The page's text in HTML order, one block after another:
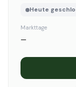
Heute
Markttage
—